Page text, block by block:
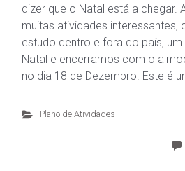
dizer que o Natal está a chegar.
muitas atividades interessantes,
estudo dentro e fora do país,
Natal e encerramos com o
no dia 18 de Dezembro. Este é
Plano de Atividades